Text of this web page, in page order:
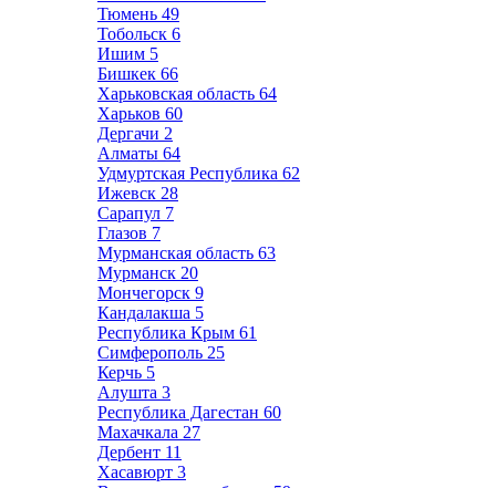
Тюмень 49
Тобольск 6
Ишим 5
Бишкек 66
Харьковская область 64
Харьков 60
Дергачи 2
Алматы 64
Удмуртская Республика 62
Ижевск 28
Сарапул 7
Глазов 7
Мурманская область 63
Мурманск 20
Мончегорск 9
Кандалакша 5
Республика Крым 61
Симферополь 25
Керчь 5
Алушта 3
Республика Дагестан 60
Махачкала 27
Дербент 11
Хасавюрт 3